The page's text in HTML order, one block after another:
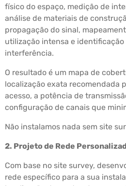
físico do espaço, medição de
análise de materiais de
propagação do sinal,
utilização intensa e
interferência.
O resultado é um mapa de
localização exata recomendada
acesso, a potência de
configuração de canais que
Não instalamos nada sem site
2. Projeto de Rede
Com base no site survey,
rede específico para a sua